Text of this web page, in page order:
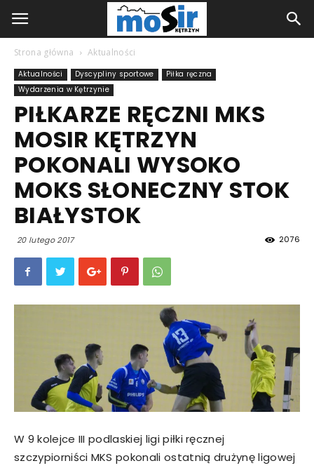
Strona główna Aktualności
Aktualności Dyscypliny sportowe
Piłka ręczna
Wydarzenia w Kętrzynie
PIŁKARZE RĘCZNI MKS
MOSIR KĘTRZYN
POKONALI WYSOKO
MOKS SŁONECZNY STOK
BIAŁYSTOK
20 lutego 2017 2076
W 9 kolejce III podlaskiej ligi piłki ręcznej
szczypiorniści MKS pokonali ostatnią drużynę ligowej